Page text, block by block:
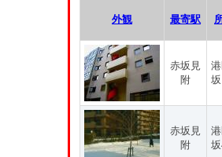
外観 最寄駅
赤坂見
附
赤坂見
附